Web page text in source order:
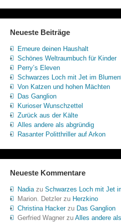
Neueste Beiträge
Erneure deinen Haushalt
Schönes Weltraumbuch für Kinder
Perry’s Eleven
Schwarzes Loch mit Jet im
Von Katzen und hohen Mächten
Das Ganglion
Kurioser Wunschzettel
Zurück aus der Kälte
Alles andere als abgründig
Rasanter Politthriller auf Arkon
Neueste Kommentare
Nadiazu Schwarzes Loch mit Jet
Marion. Detzlerzu Herzkino
Christina Hackerzu Das Ganglion
Gerfried Wagnerzu Alles andere